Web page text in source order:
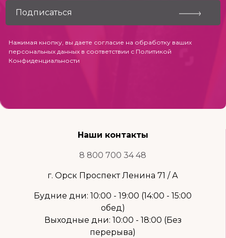
Нажимая кнопку, вы даете согласие на обработку ваших
персональных данных в соответствии с Политикой
Конфиденциальности
Наши контакты
8 800 700 34 48
г. Орск Проспект Ленина 71 / А
Будние дни: 10:00 - 19:00 (14:00 - 15:00
обед)
Выходные дни: 10:00 - 18:00 (Без
перерыва)